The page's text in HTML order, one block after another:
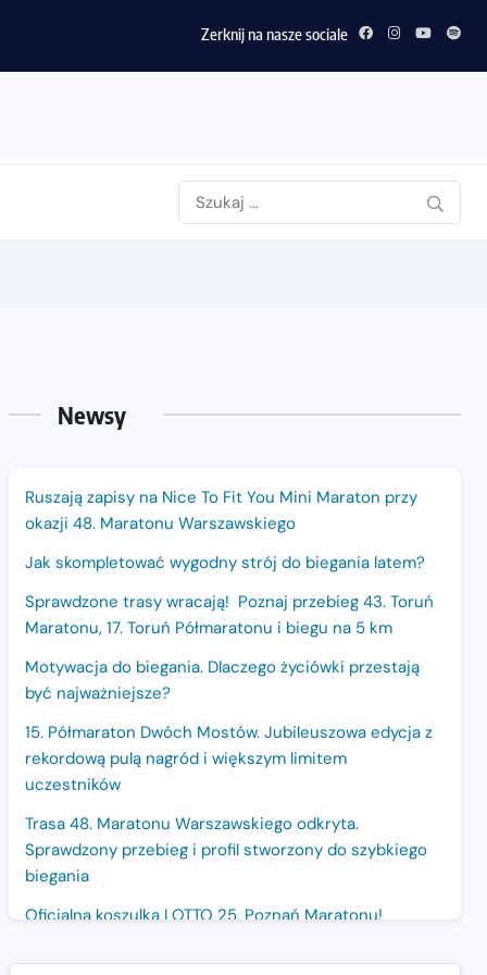
Zerknij na nasze sociale
Newsy
Ruszają zapisy na Nice To Fit You Mini Maraton przy
okazji 48. Maratonu Warszawskiego
Jak skompletować wygodny strój do biegania latem?
Sprawdzone trasy wracają! Poznaj przebieg 43. Toruń
Maratonu, 17. Toruń Półmaratonu i biegu na 5 km
Motywacja do biegania. Dlaczego życiówki przestają
być najważniejsze?
15. Półmaraton Dwóch Mostów. Jubileuszowa edycja z
rekordową pulą nagród i większym limitem
uczestników
Trasa 48. Maratonu Warszawskiego odkryta.
Sprawdzony przebieg i profil stworzony do szybkiego
biegania
Oficjalna koszulka LOTTO 25. Poznań Maratonu!